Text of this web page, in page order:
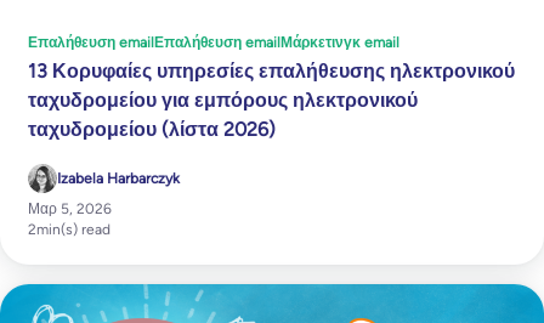
Επαλήθευση email Επαλήθευση email Μάρκετινγκ email
13 Κορυφαίες υπηρεσίες επαλήθευσης ηλεκτρονικού
ταχυδρομείου για εμπόρους ηλεκτρονικού
ταχυδρομείου (λίστα 2026)
Izabela Harbarczyk
Μαρ 5, 2026
2min(s) read